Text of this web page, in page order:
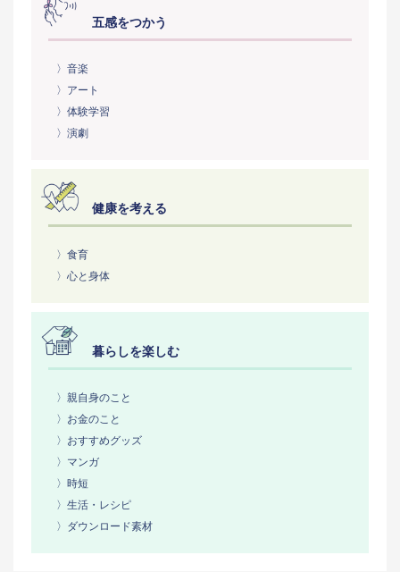
五感をつかう
〉音楽
〉アート
〉体験学習
〉演劇
健康を考える
〉食育
〉心と身体
暮らしを楽しむ
〉親自身のこと
〉お金のこと
〉おすすめグッズ
〉マンガ
〉時短
〉生活・レシピ
〉ダウンロード素材